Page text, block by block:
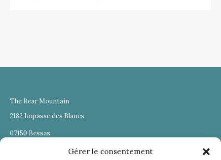
Gérer le consentement
The Bear Mountain
2182 Impasse des Blancs
07150 Bessas
thebearmountainlodges@gmail.com